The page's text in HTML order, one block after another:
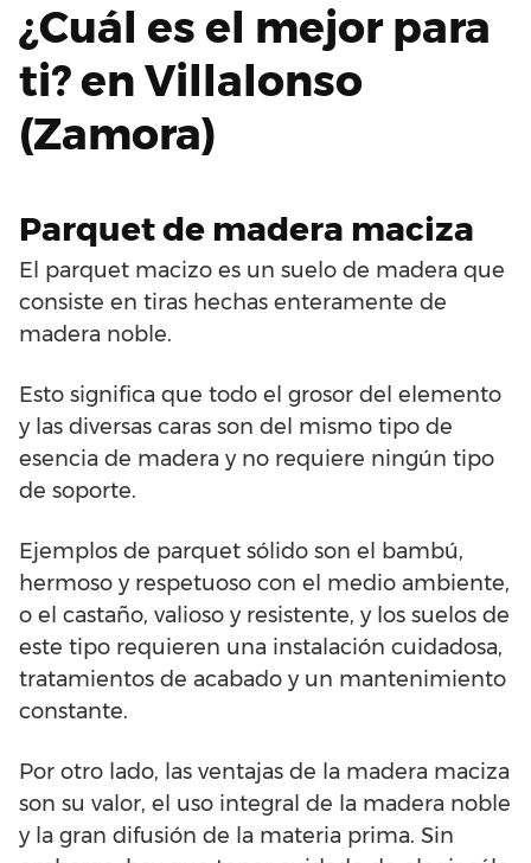
¿Cuál es el mejor para
ti? en Villalonso
(Zamora)
Parquet de madera maciza
El parquet macizo es un suelo de madera que
consiste en tiras hechas enteramente de
madera noble.
Esto significa que todo el grosor del elemento
y las diversas caras son del mismo tipo de
esencia de madera y no requiere ningún tipo
de soporte.
Ejemplos de parquet sólido son el bambú,
hermoso y respetuoso con el medio ambiente,
o el castaño, valioso y resistente, y los suelos de
este tipo requieren una instalación cuidadosa,
tratamientos de acabado y un mantenimiento
constante.
Por otro lado, las ventajas de la madera maciza
son su valor, el uso integral de la madera noble
y la gran difusión de la materia prima. Sin